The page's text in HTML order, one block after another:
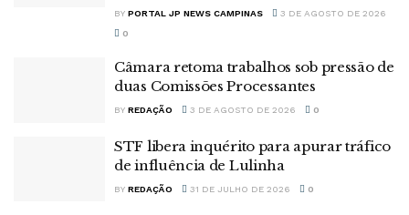
BY PORTAL JP NEWS CAMPINAS
3 DE AGOSTO DE 2026
0
Câmara retoma trabalhos sob pressão de
duas Comissões Processantes
BY REDAÇÃO 3 DE AGOSTO DE 2026 0
STF libera inquérito para apurar tráfico
de influência de Lulinha
BY REDAÇÃO 31 DE JULHO DE 2026 0